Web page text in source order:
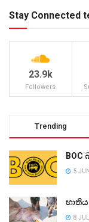
Stay Connected
23.9k
Followers
Trending
5
භාතිය
8